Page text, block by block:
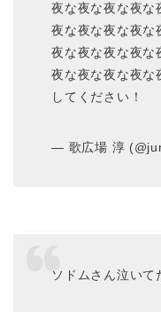
夜な夜な夜な夜な
夜な夜な夜な夜な
夜な夜な夜な夜な
夜な夜な夜な夜な
してください！
— 歌広場 淳
ソドムさん泣いて